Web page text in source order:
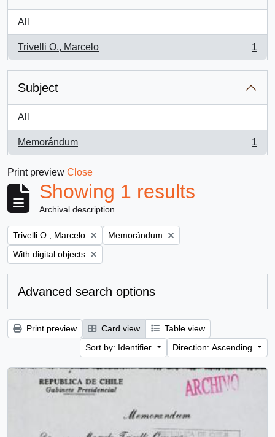
All
Trivelli O., Marcelo
, 1 results
1
Subject
All
Memorándum
, 1 results
1
Print preview Close
Showing 1 results
Archival description
Remove filter:
Trivelli O., Marcelo Remove filter:
Memorándum
Remove filter:
With digital objects
Advanced search options
Print preview Card view
Table view
Sort by: Identifier
Direction: Ascending